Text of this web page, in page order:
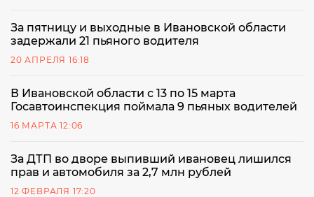
За пятницу и выходные в Ивановской области
задержали 21 пьяного водителя
20 АПРЕЛЯ 16:18
В Ивановской области с 13 по 15 марта
Госавтоинспекция поймала 9 пьяных водителей
16 МАРТА 12:06
За ДТП во дворе выпивший ивановец лишился
прав и автомобиля за 2,7 млн рублей
12 ФЕВРАЛЯ 17:20